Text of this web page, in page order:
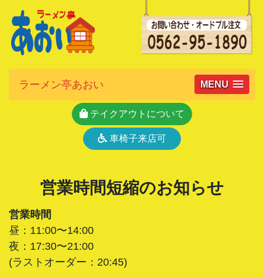
ラーメン亭あおい MENU
テイクアウトについて
車椅子来店可
営業時間短縮のお知らせ
営業時間
昼：11:00〜14:00
夜：17:30〜21:00
(ラストオーダー：20:45)